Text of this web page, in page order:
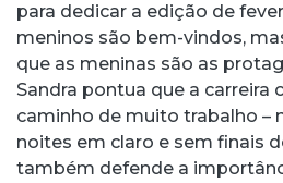
para dedicar a edição de
meninos são bem-vindos,
que as meninas são as
Sandra pontua que a carreira
caminho de muito trabalho –
noites em claro e sem finais
também defende a